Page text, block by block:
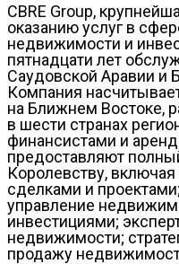
CBRE Group,
оказанию услуг в
недвижимости и
пятнадцати лет
Саудовской Аравии и
Компания
на Ближнем Востоке,
в шести странах
финансистами и
предоставляют
Королевству,
сделками и
управление
инвестициями;
недвижимости;
продажу